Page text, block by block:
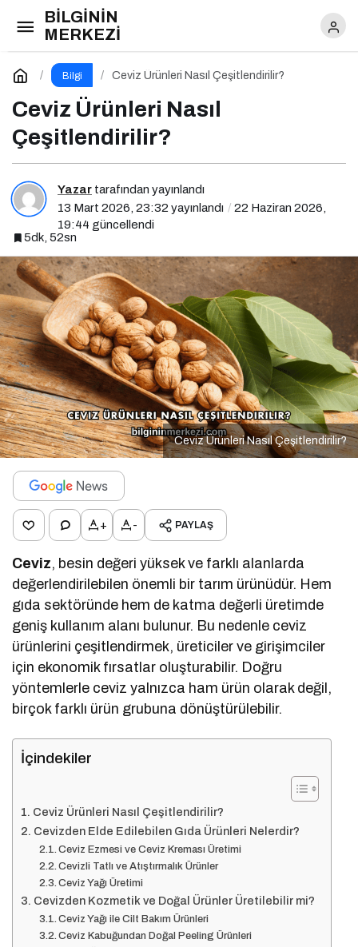
BİLGİNİN
MERKEZİ
Bilgi Ceviz Ürünleri Nasıl Çeşitlendirilir?
Ceviz Ürünleri Nasıl
Çeşitlendirilir?
Yazar tarafından yayınlandı
13 Mart 2026, 23:32 yayınlandı
22 Haziran 2026,
19:44 güncellendi
5dk, 52sn
Ceviz Ürünleri Nasıl Çeşitlendirilir?
+ - PAYLAŞ
Ceviz, besin değeri yüksek ve farklı alanlarda
değerlendirilebilen önemli bir tarım ürünüdür. Hem
gıda sektöründe hem de katma değerli üretimde
geniş kullanım alanı bulunur. Bu nedenle ceviz
ürünlerini çeşitlendirmek, üreticiler ve girişimciler
için ekonomik fırsatlar oluşturabilir. Doğru
yöntemlerle ceviz yalnızca ham ürün olarak değil,
birçok farklı ürün grubuna dönüştürülebilir.
İçindekiler
Ceviz Ürünleri Nasıl Çeşitlendirilir?
Cevizden Elde Edilebilen Gıda Ürünleri Nelerdir?
Ceviz Ezmesi ve Ceviz Kreması Üretimi
Cevizli Tatlı ve Atıştırmalık Ürünler
Ceviz Yağı Üretimi
Cevizden Kozmetik ve Doğal Ürünler Üretilebilir mi?
Ceviz Yağı ile Cilt Bakım Ürünleri
Ceviz Kabuğundan Doğal Peeling Ürünleri
Ceviz Ürünleri Nasıl Çeşitlendirilir?
Yorum Yap